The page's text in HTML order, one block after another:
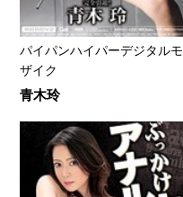
パイパンハイパーデジタルモ
ザイク
青木玲